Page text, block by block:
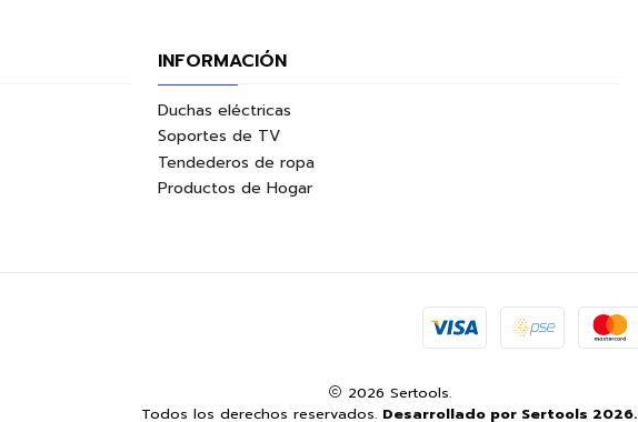
INFORMACIÓN
Duchas eléctricas
Soportes de TV
Tendederos de ropa
Productos de Hogar
2026 Sertools.
Todos los derechos reservados. Desarrollado por Sertools 2026.